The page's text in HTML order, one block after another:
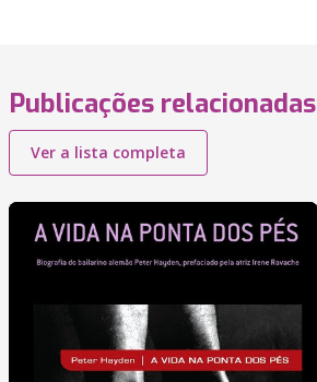
Publicações relacionadas
Ver a lista completa